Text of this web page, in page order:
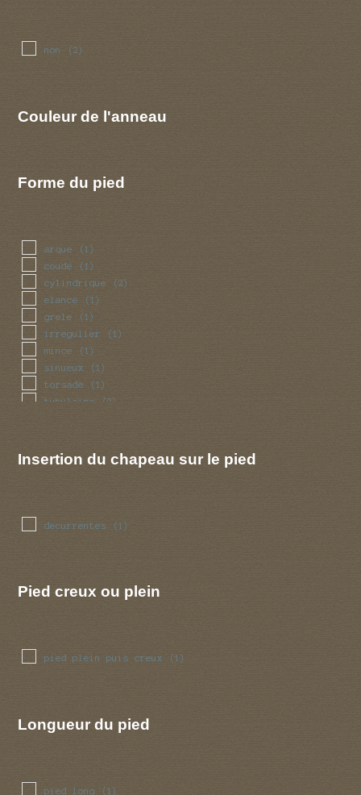
non (2)
Couleur de l'anneau
Forme du pied
arque (1)
coude (1)
cylindrique (2)
elance (1)
grele (1)
irregulier (1)
mince (1)
sinueux (1)
torsade (1)
tubulaire (2)
Insertion du chapeau sur le pied
decurrentes (1)
Pied creux ou plein
pied plein puis creux (1)
Longueur du pied
pied long (1)